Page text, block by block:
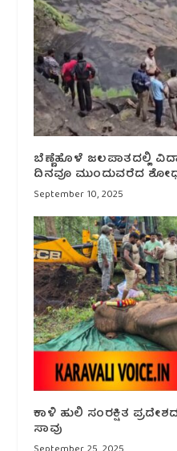
ಬೆಣ್ಣೆಹೊಳೆ ಜಲಪಾತದಲ್ಲಿ
ದಿನವೂ ಮುಂದುವರೆದ
September 10, 2025
ಕಾಳಿ ಹುಲಿ ಸಂರಕ್ಷಿತ
ಸಾವು